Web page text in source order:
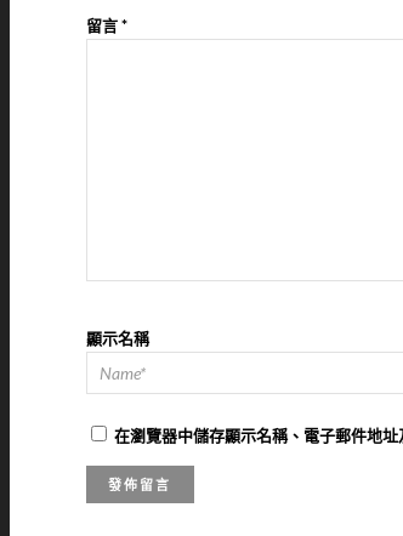
留言*
顯示名稱
在瀏覽器中儲存顯示名稱、電子郵件地